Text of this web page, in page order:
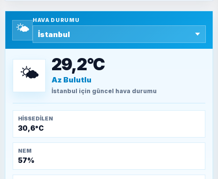
SEYFULLAH ÇİÇEK
TEOMAN ALPASLAN
Kütahya-Eskişehir Muharebeleri (10-24
🌤️
HAVA DURUMU
🌤️ 29,2°C
Az Bulutlu
İstanbul için güncel hava durumu
HISSEDILEN
30,6°C
NEM
57%